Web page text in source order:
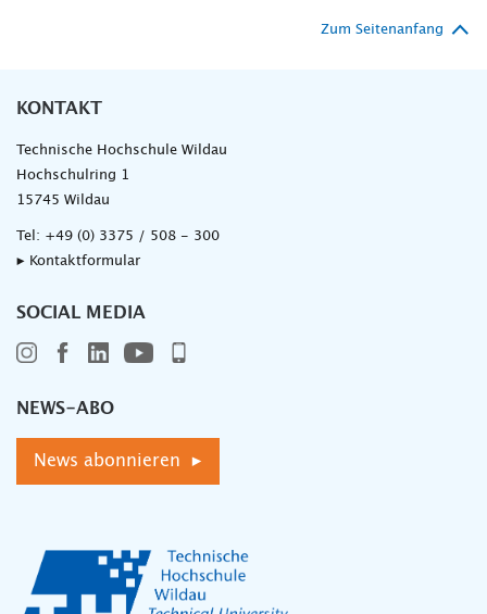
Zum Seitenanfang
KONTAKT
Technische Hochschule Wildau
Hochschulring 1
15745 Wildau
Tel: +49 (0) 3375 / 508 - 300
▸ Kontaktformular
SOCIAL MEDIA
NEWS-ABO
News abonnieren ▸